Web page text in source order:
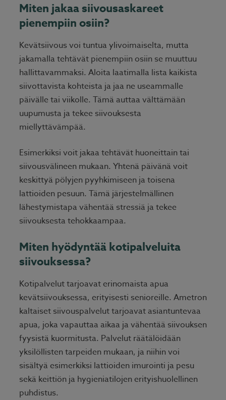
Miten jakaa siivousaskareet
pienempiin osiin?
Kevätsiivous voi tuntua ylivoimaiselta, mutta
jakamalla tehtävät pienempiin osiin se muuttuu
hallittavammaksi. Aloita laatimalla lista kaikista
siivottavista kohteista ja jaa ne useammalle
päivälle tai viikolle. Tämä auttaa välttämään
uupumusta ja tekee siivouksesta
miellyttävämpää.
Esimerkiksi voit jakaa tehtävät huoneittain tai
siivousvälineen mukaan. Yhtenä päivänä voit
keskittyä pölyjen pyyhkimiseen ja toisena
lattioiden pesuun. Tämä järjestelmällinen
lähestymistapa vähentää stressiä ja tekee
siivouksesta tehokkaampaa.
Miten hyödyntää kotipalveluita
siivouksessa?
Kotipalvelut tarjoavat erinomaista apua
kevätsiivouksessa, erityisesti senioreille. Ametron
kaltaiset siivouspalvelut tarjoavat asiantuntevaa
apua, joka vapauttaa aikaa ja vähentää siivouksen
fyysistä kuormitusta. Palvelut räätälöidään
yksilöllisten tarpeiden mukaan, ja niihin voi
sisältyä esimerkiksi lattioiden imurointi ja pesu
sekä keittiön ja hygieniatilojen erityishuolellinen
puhdistus.